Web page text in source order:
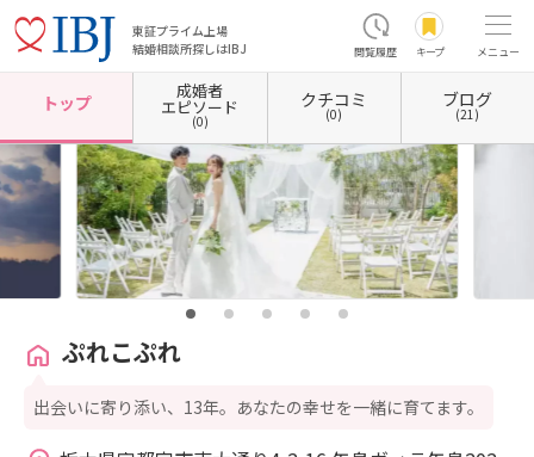
東証プライム上場
結婚相談所探しはIBJ
閲覧履歴 キープ メニュー
ホーム 栃木県の結婚相談所 栃木県宇都宮市 ぷれこぷれ
トップ
成婚者
エピソード
(0)
クチコミ
(0)
ブログ
(21)
ぷれこぷれ
出会いに寄り添い、13年。あなたの幸せを一緒に育てます。